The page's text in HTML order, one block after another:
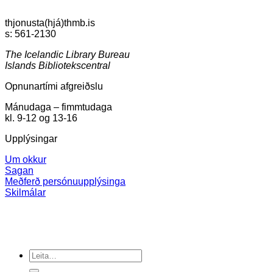
thjonusta(hjá)thmb.is
s: 561-2130
The Icelandic Library Bureau
Islands Bibliotekscentral
Opnunartími afgreiðslu
Mánudaga – fimmtudaga
kl. 9-12 og 13-16
Upplýsingar
Um okkur
Sagan
Meðferð persónuupplýsinga
Skilmálar
Search
for: